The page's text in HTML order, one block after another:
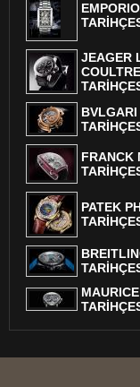
JEAGER
COULTRE
BVLGARI
FRANCK
PATEK